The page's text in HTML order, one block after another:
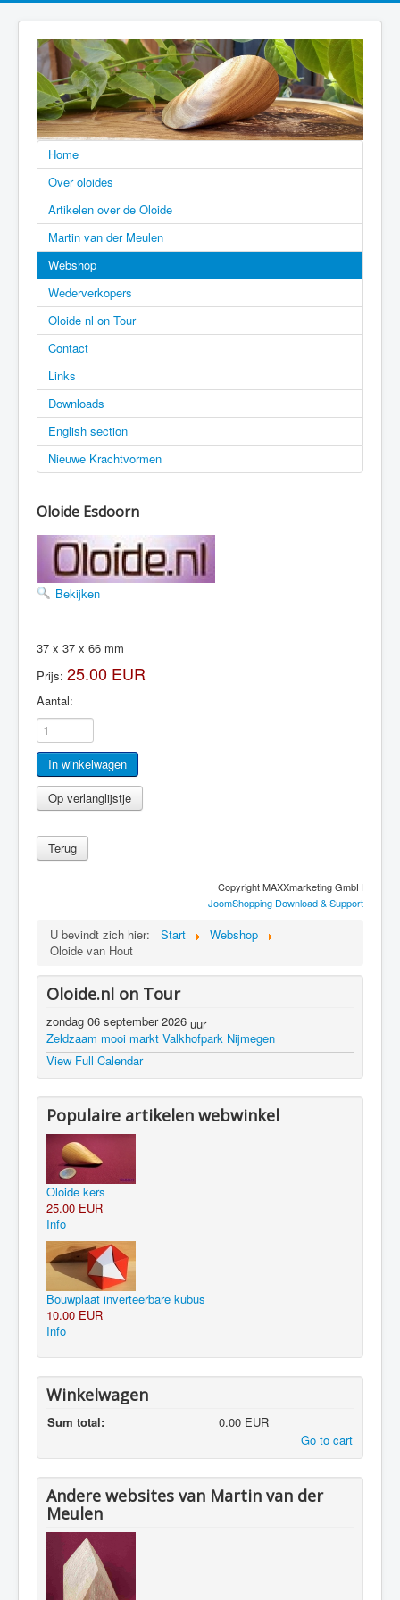
Home
Over oloides
Artikelen over de Oloide
Martin van der Meulen
Webshop
Wederverkopers
Oloide nl on Tour
Contact
Links
Downloads
English section
Nieuwe Krachtvormen
Oloide Esdoorn
Bekijken
37 x 37 x 66 mm
Prijs: 25.00 EUR
Aantal:
Copyright MAXXmarketing GmbH
JoomShopping Download & Support
U bevindt zich hier: Start
Webshop
Oloide van Hout
Oloide.nl on Tour
zondag 06 september 2026 uur
Zeldzaam mooi markt Valkhofpark Nijmegen
View Full Calendar
Populaire artikelen webwinkel
Oloide kers
25.00 EUR
Info
Bouwplaat inverteerbare kubus
10.00 EUR
Info
Winkelwagen
Sum total:
0.00 EUR
Go to cart
Andere websites van Martin van der
Meulen